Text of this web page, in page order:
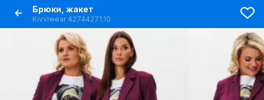
Брюки, жакет
Kivviwear 42744271.10